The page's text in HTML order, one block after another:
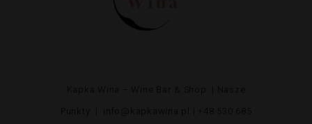
Nasze
Punkty
info@kapkawina.pl